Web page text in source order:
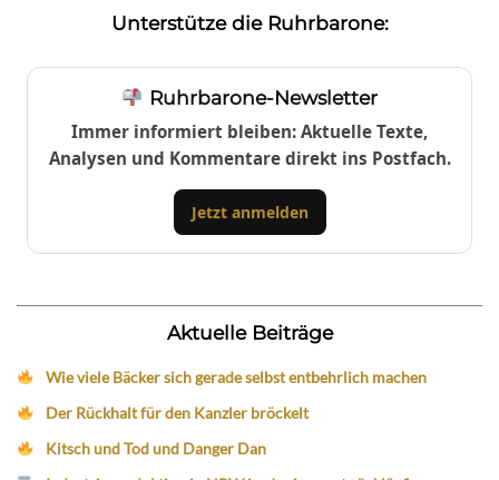
Unterstütze die Ruhrbarone:
Ruhrbarone-Newsletter
Immer informiert bleiben: Aktuelle Texte,
Analysen und Kommentare direkt ins Postfach.
Jetzt anmelden
Aktuelle Beiträge
Wie viele Bäcker sich gerade selbst entbehrlich machen
Der Rückhalt für den Kanzler bröckelt
Kitsch und Tod und Danger Dan